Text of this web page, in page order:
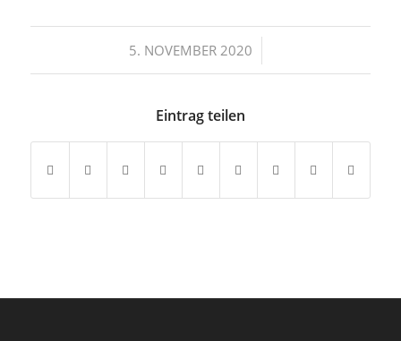
5. NOVEMBER 2020
/
Eintrag teilen